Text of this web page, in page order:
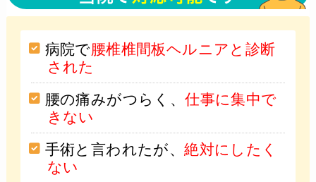
病院で腰椎椎間板ヘルニアと診断
された
腰の痛みがつらく、仕事に集中で
きない
手術と言われたが、絶対にしたく
ない